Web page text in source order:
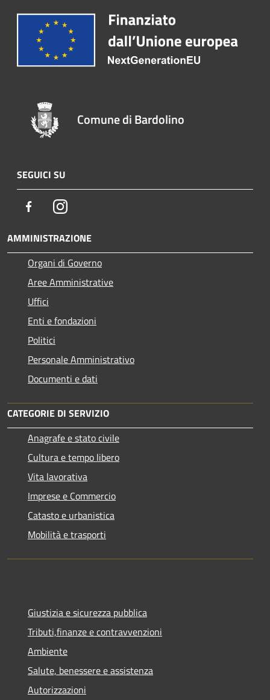
Comune di Bardolino
SEGUICI SU
FacebookInstagram
AMMINISTRAZIONE
Organi di Governo
Aree Amministrative
Uffici
Enti e fondazioni
Politici
Personale Amministrativo
Documenti e dati
CATEGORIE DI SERVIZIO
Anagrafe e stato civile
Cultura e tempo libero
Vita lavorativa
Imprese e Commercio
Catasto e urbanistica
Mobilità e trasporti
Giustizia e sicurezza pubblica
Tributi,finanze e contravvenzioni
Ambiente
Salute, benessere e assistenza
Autorizzazioni